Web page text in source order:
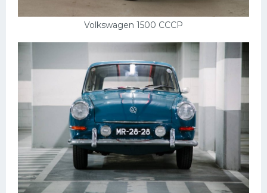
Volkswagen 1500 СССР
Подводные лодки
Самолеты
Корабли
Комплектующие